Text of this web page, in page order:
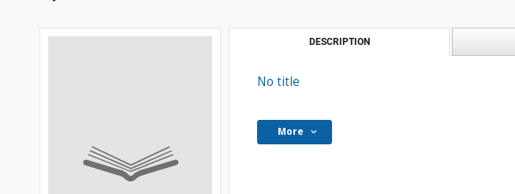
DESCRIPTION
No title
More
of people like you—people who care
For over 40 years, we have been
disseminate authentic testimonies
from the 20th and 21st centuries—